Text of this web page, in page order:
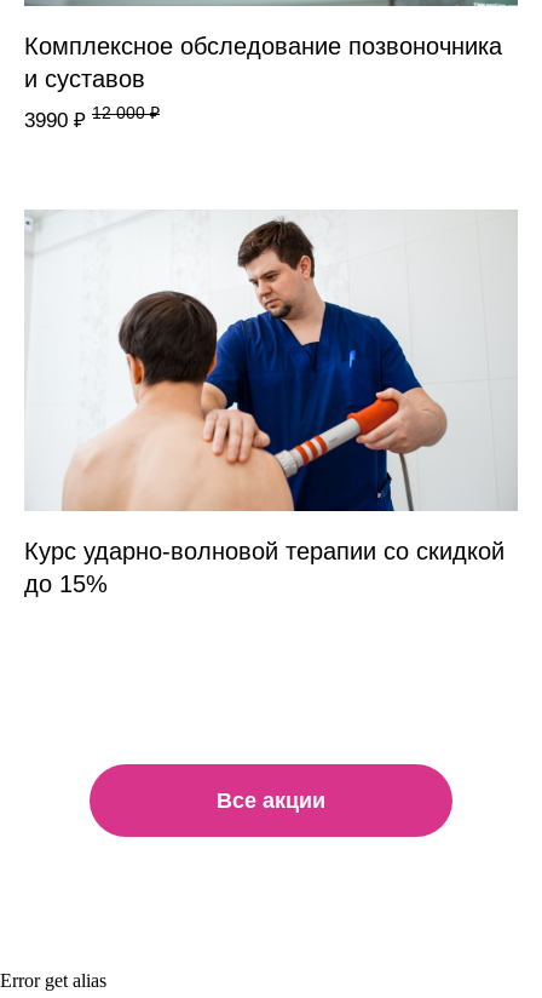
Комплексное обследование позвоночника
и суставов
3990 ₽ 12 000 ₽
Курс ударно-волновой терапии со скидкой
до 15%
Все акции
Error get alias